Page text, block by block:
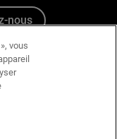
nous
vous